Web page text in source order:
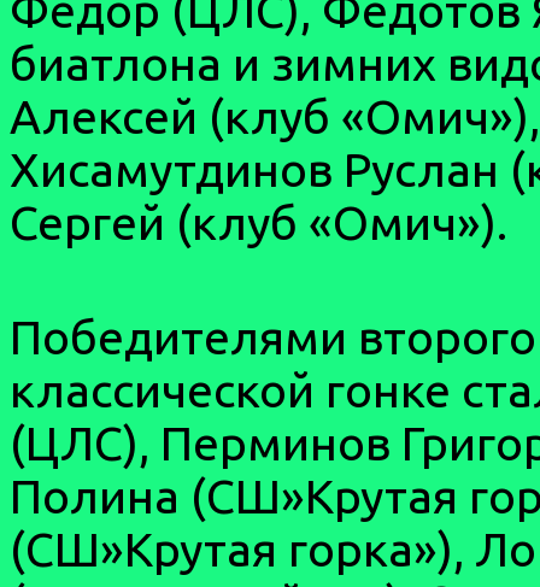
биатлона и зимних
Алексей (клуб
Хисамутдинов Руслан
Сергей (клуб «Омич»).
Победителями
классической гонке
(ЦЛС), Перминов
Полина (СШ»Крутая
(СШ»Крутая горка»),